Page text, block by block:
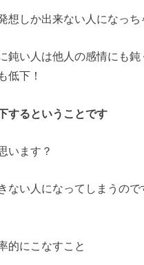
想しか出来ない人になっち
鈍い人は他人の感情にも鈍
低下！
するということです
います？
ない人になってしまうので
的にこなすこと